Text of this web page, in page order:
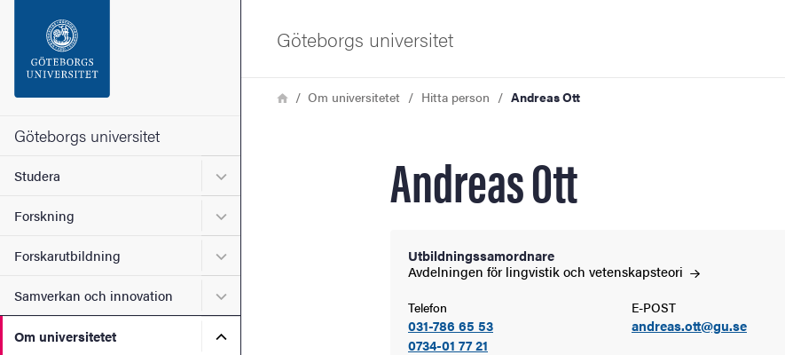
Sidfoten
Om webbplatsen
Göteborgs universitet
Studera Undermeny för Studera
Forskning Undermeny för Forskning
Forskarutbildning Undermeny för Forskarutbildning
Samverkan och innovation Undermeny för Samverkan och innovation
Om universitetet Undermeny för Om universitetet
Göteborgs universitet
LänkstigHemOm universitetet Hitta person Andreas Ott
Andreas Ott
Utbildningssamordnare
Avdelningen för lingvistik och vetenskapsteori
Telefon
031-786 65 53
0734-01 77 21
E-POST
andreas.ott@gu.se